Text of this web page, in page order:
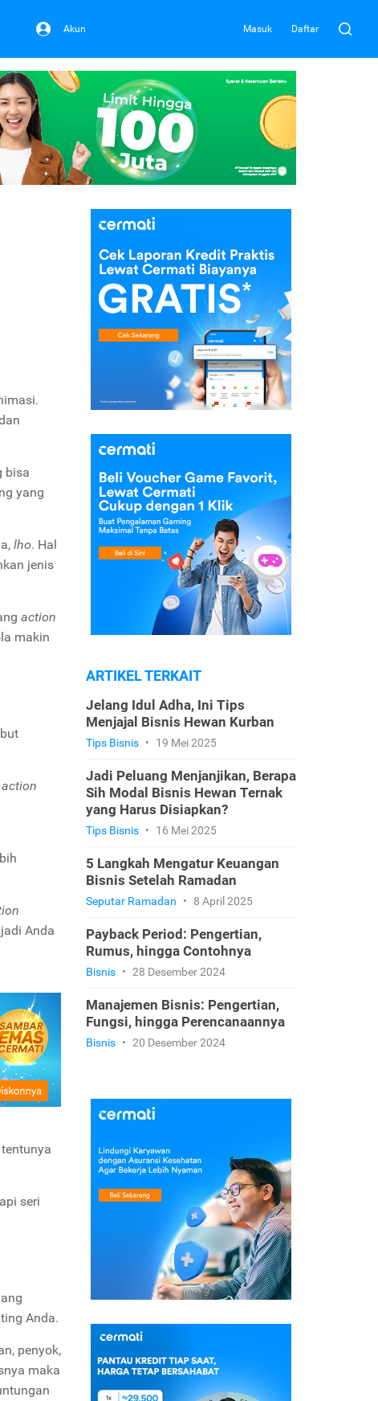
Akun Masuk Daftar
bisa
yang
lho. Hal
jenis
action
makin
action
Anda
seri
Anda.
penyok,
maka
ARTIKEL TERKAIT
Jelang Idul Adha, Ini Tips
Menjajal Bisnis Hewan Kurban
Tips Bisnis • 19 Mei 2025
Jadi Peluang Menjanjikan, Berapa
Sih Modal Bisnis Hewan Ternak
yang Harus Disiapkan?
Tips Bisnis • 16 Mei 2025
5 Langkah Mengatur Keuangan
Bisnis Setelah Ramadan
Seputar Ramadan • 8 April 2025
Payback Period: Pengertian,
Rumus, hingga Contohnya
Bisnis • 28 Desember 2024
Manajemen Bisnis: Pengertian,
Fungsi, hingga Perencanaannya
Bisnis • 20 Desember 2024